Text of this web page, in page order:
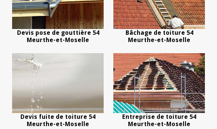
Devis pose de gouttière 54
Meurthe-et-Moselle
Bâchage de toiture 54
Meurthe-et-Moselle
Devis fuite de toiture 54
Meurthe-et-Moselle
Entreprise de toiture 54
Meurthe-et-Moselle